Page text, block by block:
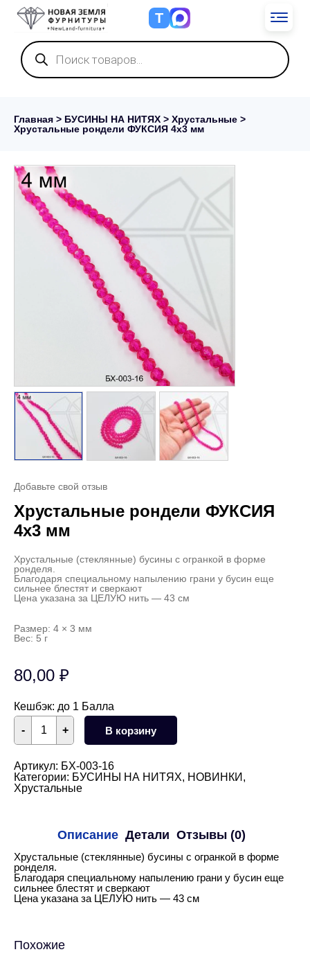
Т
Поиск
товаров
Главная > БУСИНЫ НА НИТЯХ > Хрустальные >
Хрустальные рондели ФУКСИЯ 4х3 мм
Добавьте свой отзыв
Хрустальные рондели ФУКСИЯ
4х3 мм
Хрустальные (стеклянные) бусины с огранкой в форме
ронделя.
Благодаря специальному напылению грани у бусин еще
сильнее блестят и сверкают
Цена указана за ЦЕЛУЮ нить — 43 см
Размер: 4 × 3 мм
Вес: 5 г
80,00 ₽
Кешбэк: до 1 Балла
+
Количество
товара
Хрустальные
ФУКСИЯ
4х3
мм
- В корзину
Артикул: БХ-003-16
Категории: БУСИНЫ НА НИТЯХ, НОВИНКИ ,
Хрустальные
Описание Детали Отзывы (0)
Хрустальные (стеклянные) бусины с огранкой в форме
ронделя.
Благодаря специальному напылению грани у бусин еще
сильнее блестят и сверкают
Цена указана за ЦЕЛУЮ нить — 43 см
Похожие